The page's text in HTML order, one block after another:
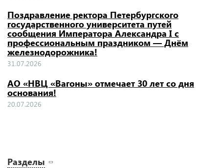
Поздравление ректора Петербургского
государственного университета путей
сообщения Императора Александра I с
профессиональным праздником — Днём
железнодорожника!
31.07.2026
АО «НВЦ «Вагоны» отмечает 30 лет со дня
основания!
20.07.2026
Разделы